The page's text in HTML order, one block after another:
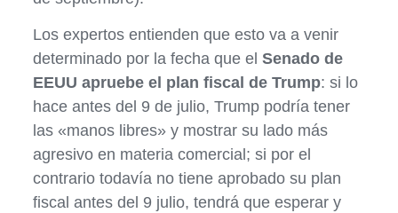
Los expertos entienden que esto va a venir
determinado por la fecha que el Senado de
EEUU apruebe el plan fiscal de Trump: si lo
hace antes del 9 de julio, Trump podría tener
las «manos libres» y mostrar su lado más
agresivo en materia comercial; si por el
contrario todavía no tiene aprobado su plan
fiscal antes del 9 julio, tendrá que esperar y